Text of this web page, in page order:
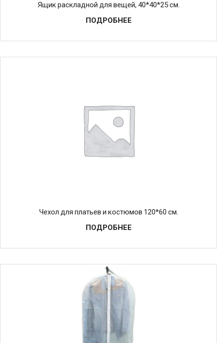
Ящик раскладной для вещей, 40*40*25 см.
ПОДРОБНЕЕ
Чехол для платьев и костюмов 120*60 см.
ПОДРОБНЕЕ